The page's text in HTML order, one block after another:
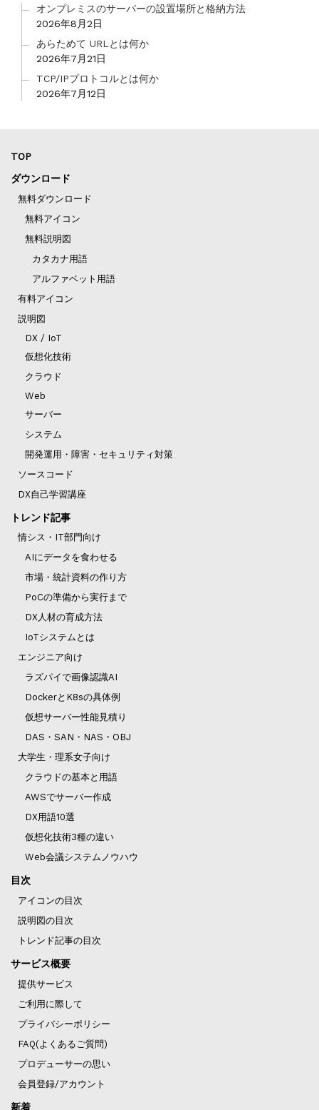
オンプレミスのサーバーの設置場所と格納方法
2026年8月2日
あらためて URLとは何か
2026年7月21日
TCP/IPプロトコルとは何か
2026年7月12日
TOP
ダウンロード
無料ダウンロード
無料アイコン
無料説明図
カタカナ用語
アルファベット用語
有料アイコン
説明図
DX / IoT
仮想化技術
クラウド
Web
サーバー
システム
開発運用・障害・セキュリティ対策
ソースコード
DX自己学習講座
トレンド記事
情シス・IT部門向け
AIにデータを食わせる
市場・統計資料の作り方
PoCの準備から実行まで
DX人材の育成方法
IoTシステムとは
エンジニア向け
ラズパイで画像認識AI
DockerとK8sの具体例
仮想サーバー性能見積り
DAS・SAN・NAS・OBJ
大学生・理系女子向け
クラウドの基本と用語
AWSでサーバー作成
DX用語10選
仮想化技術3種の違い
Web会議システムノウハウ
目次
アイコンの目次
説明図の目次
トレンド記事の目次
サービス概要
提供サービス
ご利用に際して
プライバシーポリシー
FAQ(よくあるご質問)
プロデューサーの思い
会員登録/アカウント
新着